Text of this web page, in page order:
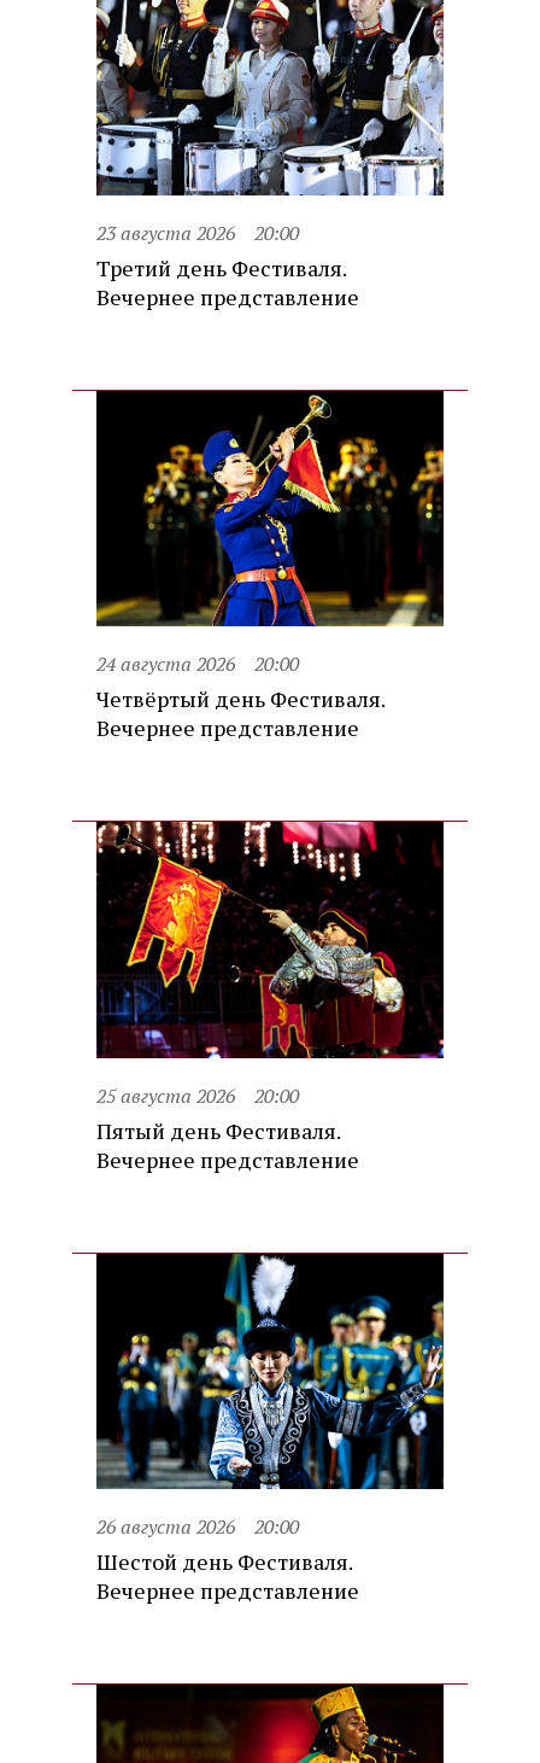
23 августа 2026 20:00
Третий день Фестиваля.
Вечернее представление
24 августа 2026 20:00
Четвёртый день Фестиваля.
Вечернее представление
25 августа 2026 20:00
Пятый день Фестиваля.
Вечернее представление
26 августа 2026 20:00
Шестой день Фестиваля.
Вечернее представление